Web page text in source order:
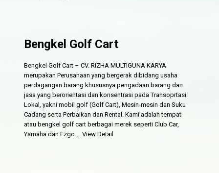
Bengkel Golf Cart
Bengkel Golf Cart – CV. RIZHA MULTIGUNA KARYA
merupakan Perusahaan yang bergerak dibidang usaha
perdagangan barang khususnya pengadaan barang dan
jasa yang berorientasi dan konsentrasi pada Transoprtasi
Lokal, yakni mobil golf (Golf Cart), Mesin-mesin dan Suku
Cadang serta Perbaikan dan Rental. Kami adalah tempat
atau bengkel golf cart berbagai merek seperti Club Car,
Yamaha dan Ezgo….View Detail